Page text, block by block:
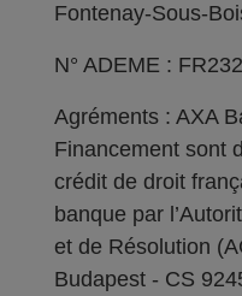
Fontenay-Sous-
N° ADEME :
Agréments : AXA
Financement sont
crédit de droit
banque par
et de Résolution
Budapest - CS